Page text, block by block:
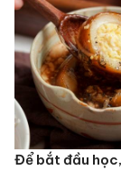
Để bắt đầu học,